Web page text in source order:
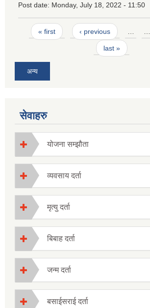
Post date: Monday, July 18, 2022 - 11:50
Pages
« first ‹ previous … …
last »
अन्य
सेवाहरु
योजना सम्झौता
व्यवसाय दर्ता
मृत्यु दर्ता
बिबाह दर्ता
जन्म दर्ता
बसाईसराई दर्ता